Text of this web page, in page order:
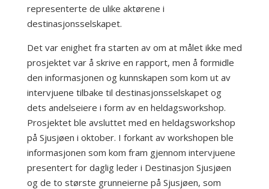
representerte de ulike aktørene i
destinasjonsselskapet.
Det var enighet fra starten av om at målet ikke med
prosjektet var å skrive en rapport, men å formidle
den informasjonen og kunnskapen som kom ut av
intervjuene tilbake til destinasjonsselskapet og
dets andelseiere i form av en heldagsworkshop.
Prosjektet ble avsluttet med en heldagsworkshop
på Sjusjøen i oktober. I forkant av workshopen ble
informasjonen som kom fram gjennom intervjuene
presentert for daglig leder i Destinasjon Sjusjøen
og de to største grunneierne på Sjusjøen, som